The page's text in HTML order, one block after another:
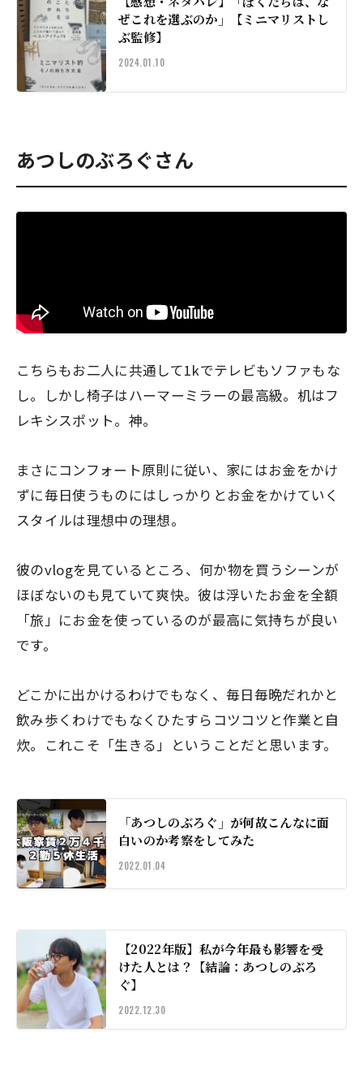
ぜこれを選ぶのか」【ミニマリストし
ぶ監修】
2024.01.10
あつしのぶろぐさん
こちらもお二人に共通して1kでテレビもソファもな
し。しかし椅子はハーマーミラーの最高級。机はフ
レキシスポット。神。
まさにコンフォート原則に従い、家にはお金をかけ
ずに毎日使うものにはしっかりとお金をかけていく
スタイルは理想中の理想。
彼のvlogを見ているところ、何か物を買うシーンが
ほぼないのも見ていて爽快。彼は浮いたお金を全額
「旅」にお金を使っているのが最高に気持ちが良い
です。
どこかに出かけるわけでもなく、毎日毎晩だれかと
飲み歩くわけでもなくひたすらコツコツと作業と自
炊。これこそ「生きる」ということだと思います。
「あつしのぶろぐ」が何故こんなに面
白いのか考察をしてみた
2022.01.04
【2022年版】私が今年最も影響を受
けた人とは？【結論：あつしのぶろ
ぐ】
2022.12.30